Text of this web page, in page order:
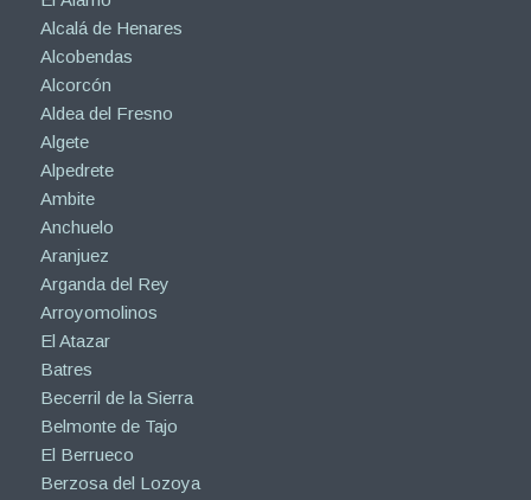
Alcalá de Henares
Alcobendas
Alcorcón
Aldea del Fresno
Algete
Alpedrete
Ambite
Anchuelo
Aranjuez
Arganda del Rey
Arroyomolinos
El Atazar
Batres
Becerril de la Sierra
Belmonte de Tajo
El Berrueco
Berzosa del Lozoya